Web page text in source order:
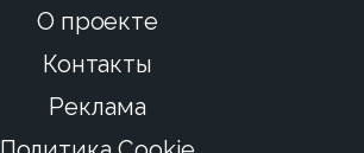
О проекте
Контакты
Реклама